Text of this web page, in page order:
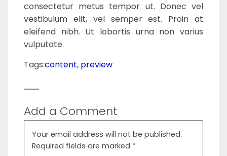
consectetur metus tempor ut. Donec vel
vestibulum elit, vel semper est. Proin at
eleifend nibh. Ut lobortis urna non varius
vulputate.
Tags:content, preview
Add a Comment
Your email address will not be published.
Required fields are marked *